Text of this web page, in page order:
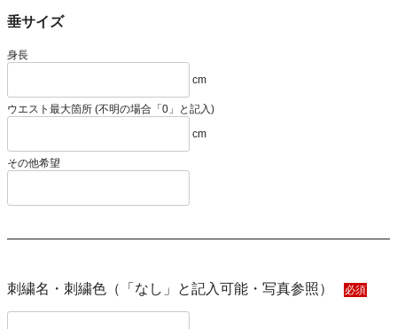
垂サイズ
身長
cm
ウエスト最大箇所 (不明の場合「0」と記入)
cm
その他希望
刺繍名・刺繍色（「なし」と記入可能・写真参照） 必須